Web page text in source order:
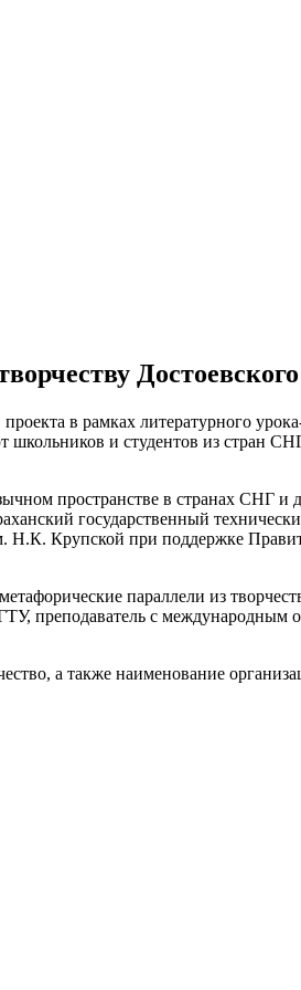
Достоевского
в рамках литературного
и студентов из стран
пространстве в странах СНГ и
государственный
Н.К. Крупской при поддержке
параллели из
преподаватель с международным
а также наименование